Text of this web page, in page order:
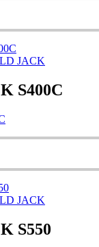
JACK
S400C
JACK
S550